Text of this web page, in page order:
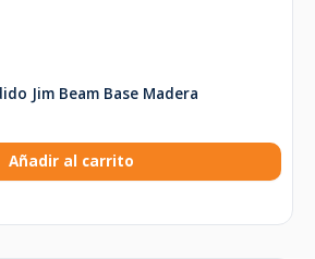
Jim Beam Base Madera
Añadir al carrito